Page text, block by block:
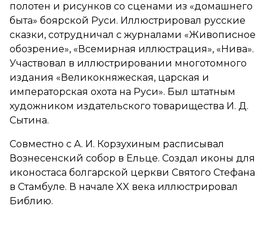
полотен и рисунков со сценами из «домашнего
быта» боярской Руси. Иллюстрировал русские
сказки, сотрудничал с журналами «Живописное
обозрение», «Всемирная иллюстрация», «Нива».
Участвовал в иллюстрировании многотомного
издания «Великокняжеская, царская и
императорская охота на Руси». Был штатным
художником издательского товарищества И. Д.
Сытина.
Совместно с А. И. Корзухиным расписывал
Вознесенский собор в Ельце. Создал иконы для
иконостаса болгарской церкви Святого Стефана
в Стамбуле. В начале XX века иллюстрировал
Библию.